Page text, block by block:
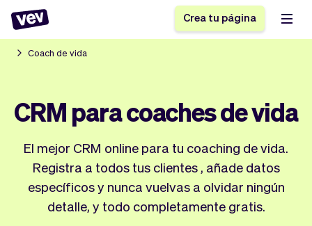
para PYMES
Software de entregas
Sistema POS
Software servicios de
campo
CRM para PYMES
Sistema de pedidos
Software
programación de
clases
Agenda de citas
Historias
Ayuda
Novedades
Negocio
Software
Crea tu página
Coach de vida
CRM para coaches de vida
El mejor CRM online para tu coaching de vida.
Registra a todos tus clientes , añade datos
específicos y nunca vuelvas a olvidar ningún
detalle, y todo completamente gratis.